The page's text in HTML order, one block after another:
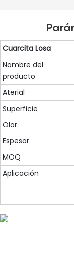
Cuarcita Losa
Nombre del
producto
Aterial
Superficie
Olor
Espesor
MOQ
Aplicación